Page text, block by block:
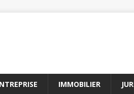
IMMOBILIER